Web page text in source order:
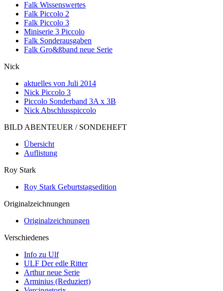
Falk Wissenswertes
Falk Piccolo 2
Falk Piccolo 3
Miniserie 3 Piccolo
Falk Sonderausgaben
Falk Gro&ßband neue Serie
Nick
aktuelles von Juli 2014
Nick Piccolo 3
Piccolo Sonderband 3A x 3B
Nick Abschlusspiccolo
BILD ABENTEUER / SONDEHEFT
Übersicht
Auflistung
Roy Stark
Roy Stark Geburtstagsedition
Originalzeichnungen
Originalzeichnungen
Verschiedenes
Info zu Ulf
ULF Der edle Ritter
Arthur neue Serie
Arminius (Reduziert)